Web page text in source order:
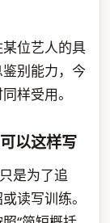
位艺人的具
别能力，今
样受用。
以这样写
是为了追
读写训练。